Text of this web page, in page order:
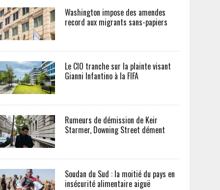
Washington impose des amendes
record aux migrants sans-papiers
Le CIO tranche sur la plainte visant
Gianni Infantino à la FIFA
Rumeurs de démission de Keir
Starmer, Downing Street dément
Soudan du Sud : la moitié du pays en
insécurité alimentaire aiguë